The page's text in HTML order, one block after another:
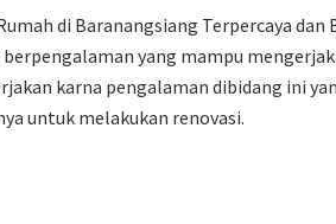
di Baranangsiang Terpercaya
yang mampu
karna pengalaman dibidang ini
untuk melakukan renovasi.